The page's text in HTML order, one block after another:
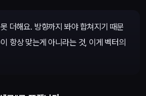
더해요. 방향까지 봐야 합쳐지기 때문
항상 맞는게 아니라는 것, 이게 벡터의